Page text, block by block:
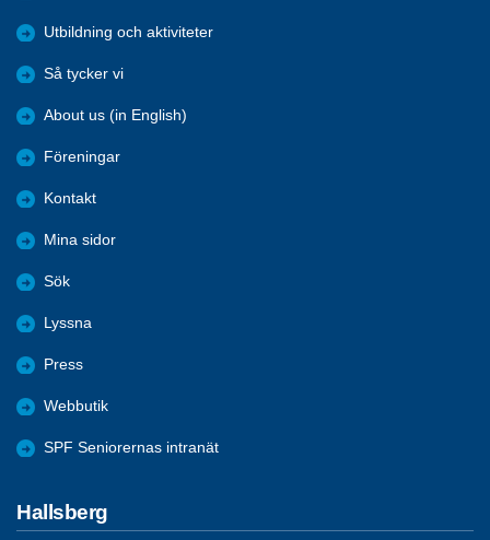
Utbildning och aktiviteter
Så tycker vi
About us (in English)
Föreningar
Kontakt
Mina sidor
Sök
Lyssna
Press
Webbutik
SPF Seniorernas intranät
Hallsberg